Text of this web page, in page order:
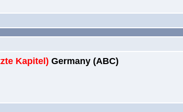
Kapitel) Germany (ABC)